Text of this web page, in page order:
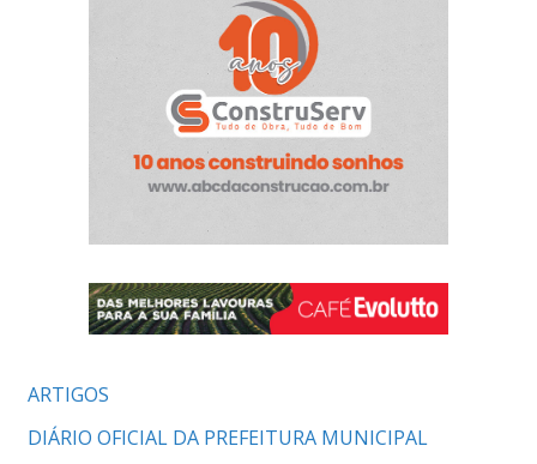
ARTIGOS
DIÁRIO OFICIAL DA PREFEITURA MUNICIPAL